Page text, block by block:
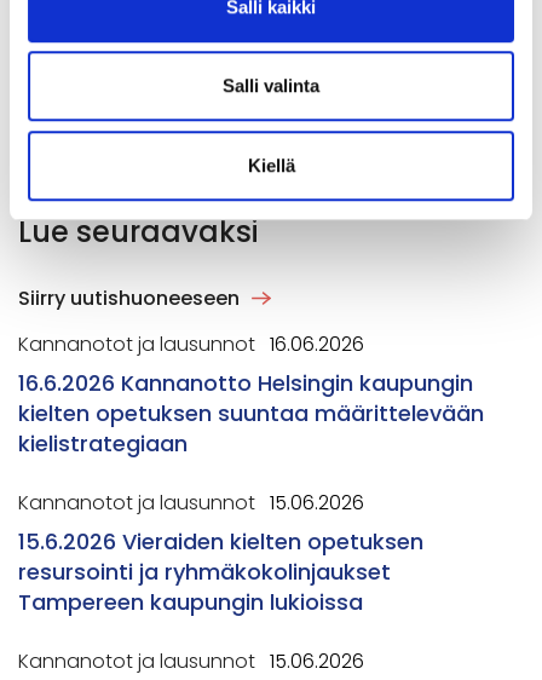
Salli kaikki
Salli valinta
Kiellä
Jaa artikkeli
Lue seuraavaksi
Siirry uutishuoneeseen
Kannanotot ja lausunnot 16.06.2026
16.6.2026 Kannanotto Helsingin kaupungin
kielten opetuksen suuntaa määrittelevään
kielistrategiaan
Kannanotot ja lausunnot 15.06.2026
15.6.2026 Vieraiden kielten opetuksen
resursointi ja ryhmäkokolinjaukset
Tampereen kaupungin lukioissa
Kannanotot ja lausunnot 15.06.2026